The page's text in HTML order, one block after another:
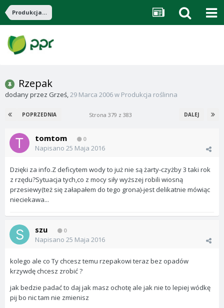
Produkcja roślinna
Rzepak
dodany przez Grześ,29 Marca 2006w Produkcja roślinna
POPRZEDNIA DALEJ
Strona 379 z 383
tomtom 0
Napisano 25 Maja 2016
Dzięki za info.Z deficytem wody to już nie są żarty-czyżby 3 taki rok
z rzędu?Sytuacja tych,co z mocy siły wyższej robili wiosną
przesiewy(też się załapałem do tego grona)-jest delikatnie mówiąc
nieciekawa...
szu 0
Napisano 25 Maja 2016
kolego ale co Ty chcesz temu rzepakowi teraz bez opadów
krzywdę chcesz zrobić ?
jak bedzie padać to daj jak masz ochotę ale jak nie to lepiej wódkę
pij bo nic tam nie zmienisz